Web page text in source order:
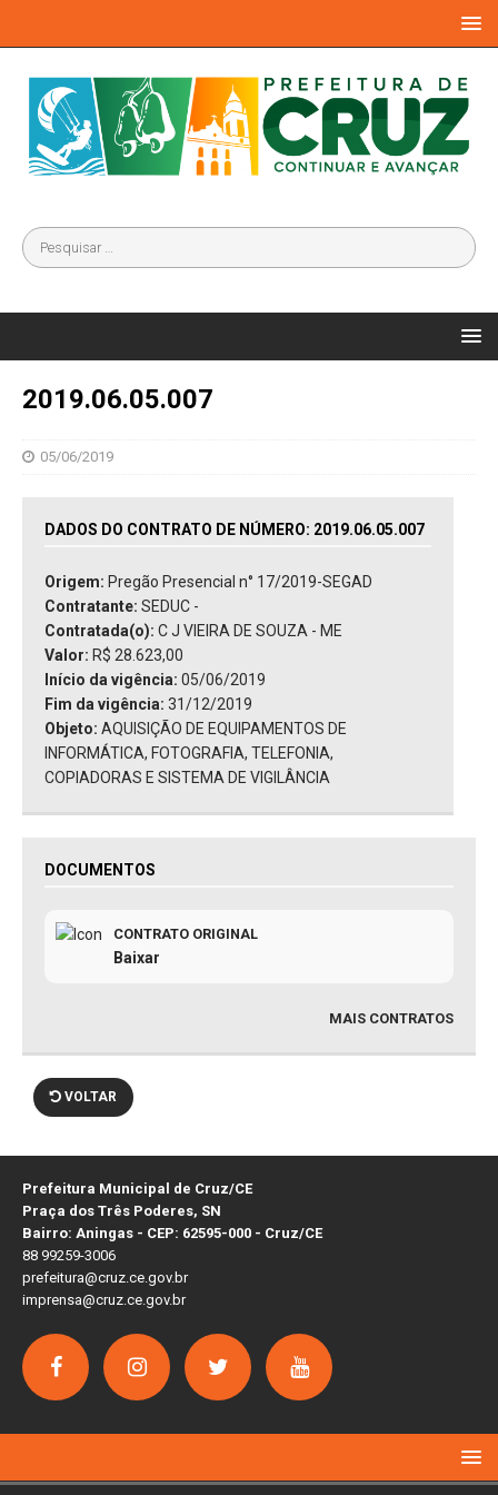
2019.06.05.007
05/06/2019
DADOS DO CONTRATO DE NÚMERO: 2019.06.05.007
Origem: Pregão Presencial n° 17/2019-SEGAD
Contratante: SEDUC -
Contratada(o): C J VIEIRA DE SOUZA - ME
Valor: R$ 28.623,00
Início da vigência: 05/06/2019
Fim da vigência: 31/12/2019
Objeto: AQUISIÇÃO DE EQUIPAMENTOS DE
INFORMÁTICA, FOTOGRAFIA, TELEFONIA,
COPIADORAS E SISTEMA DE VIGILÂNCIA
DOCUMENTOS
CONTRATO ORIGINAL
Baixar
MAIS CONTRATOS
VOLTAR
Prefeitura Municipal de Cruz/CE
Praça dos Três Poderes, SN
Bairro: Aningas - CEP: 62595-000 - Cruz/CE
88 99259-3006
prefeitura@cruz.ce.gov.br
imprensa@cruz.ce.gov.br